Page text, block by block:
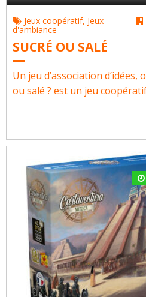
Jeux coopératif, Jeux
d'ambiance
SUCRÉ OU SALÉ
Un jeu d’association d’idées,
ou salé ? est un jeu